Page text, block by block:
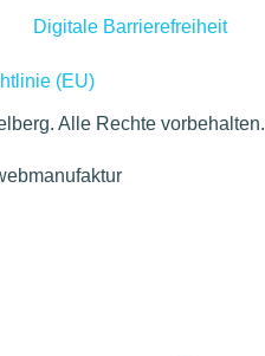
Digitale Barrierefreiheit
(EU)
Alle Rechte vorbehalten.